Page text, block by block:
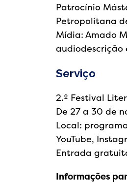
Patrocínio
Petropolitana
Mídia: Amado
audiodescrição
Serviço
2.º Festival
De 27 a 30 de
Local:
YouTube,
Entrada
Informações